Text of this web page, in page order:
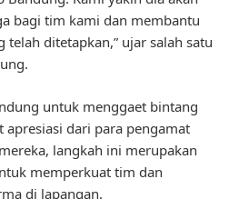
bagi tim kami dan membantu
telah ditetapkan,” ujar salah satu
untuk menggaet bintang
apresiasi dari para pengamat
langkah ini merupakan
memperkuat tim dan
di lapangan.